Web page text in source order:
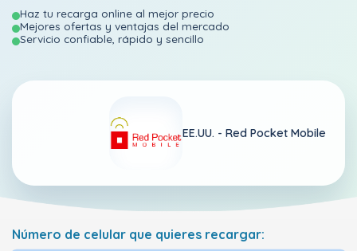
Haz tu recarga online al mejor precio
Mejores ofertas y ventajas del mercado
Servicio confiable, rápido y sencillo
EE.UU. - Red Pocket Mobile
Número de celular que quieres recargar: